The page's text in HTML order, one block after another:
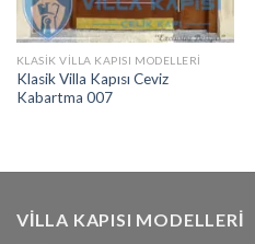
KLASIK VILLA KAPISI MODELLERI
Klasik Villa Kapısı Ceviz
Kabartma 007
VILLA KAPISI MODELLERI